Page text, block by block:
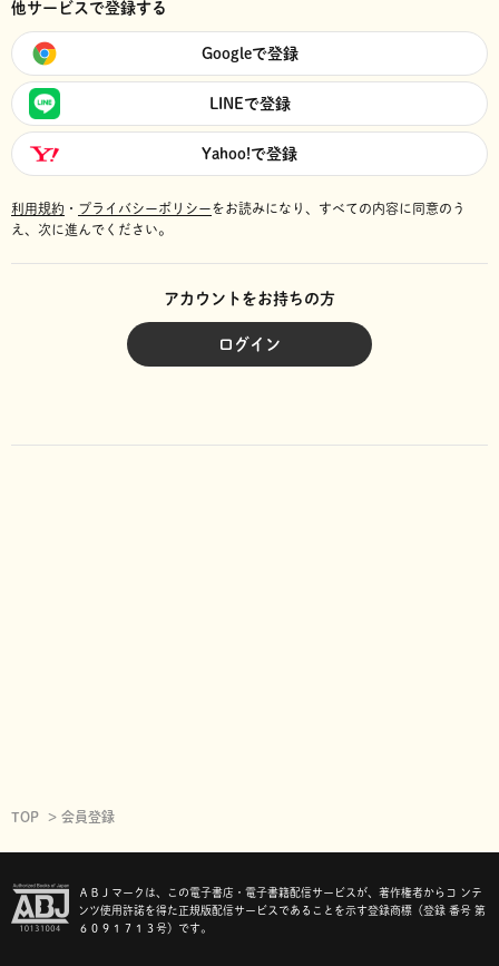
他サービスで登録する
Googleで登録
LINEで登録
Yahoo!で登録
利用規約 ・ プライバシーポリシーをお読みになり、 すべての内容に同意のう
え、次に進んでください。
アカウントをお持ちの方
ログイン
TOP 会員登録
ＡＢＪマークは、この電子書店・電子書籍配信サービスが、著作権者からコ ンテ
ンツ使用許諾を得た正規版配信サービスであることを示す登録商標（登録 番号 第
６０９１７１３号）です。